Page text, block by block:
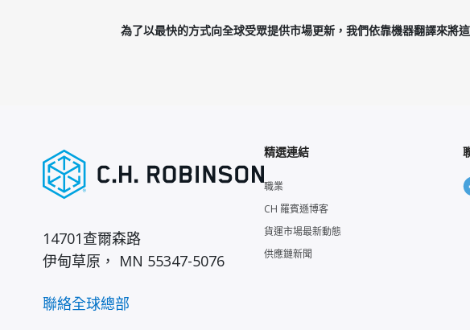
為了以最快的方式向全球受眾提供市場更新，我們依靠機器翻譯來將
14701查爾森路
伊甸草原， MN 55347-5076
聯絡全球總部
精選連結
職業
CH 羅賓遜博客
貨運市場最新動態
供應鏈新聞